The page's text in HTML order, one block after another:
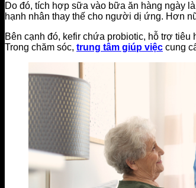
Do đó, tích hợp sữa vào bữa ăn hàng ngày
hạnh nhân thay thế cho người dị ứng. Hơn
Bên cạnh đó, kefir chứa probiotic, hỗ trợ
Trong chăm sóc, trung tâm giúp việc cung